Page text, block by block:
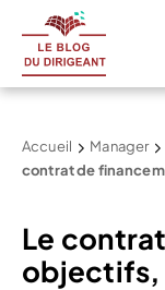
Accueil Manager
contrat de
Le
objectifs,